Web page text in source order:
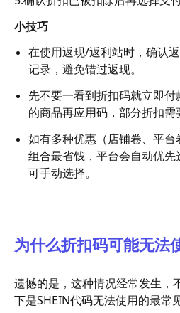
小技巧
在使用返现/返利站时，确认
记录，避免错过返现。
先不要一看到折扣码就立即
的商品再应用码，部分折扣需
如有多种优惠（店铺卷、平
组合最省钱，平台会自动优
可手动选择。
为什么折扣码可能无法
遗憾的是，这种情况经常发生，
下是SHEIN代码无法使用的最常